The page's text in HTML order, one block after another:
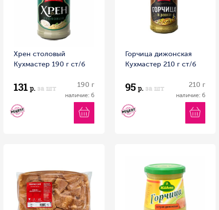
Хрен столовый
Кухмастер 190 г ст/б
131 р. за шт 190 г
наличие: 6
Горчица дижонская
Кухмастер 210 г ст/б
95 р. за шт 210 г
наличие: 6